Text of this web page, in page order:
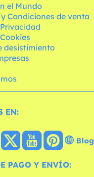
el Mundo
Condiciones de venta
desistimiento
EN:
Blog
PAGO Y ENVÍO: